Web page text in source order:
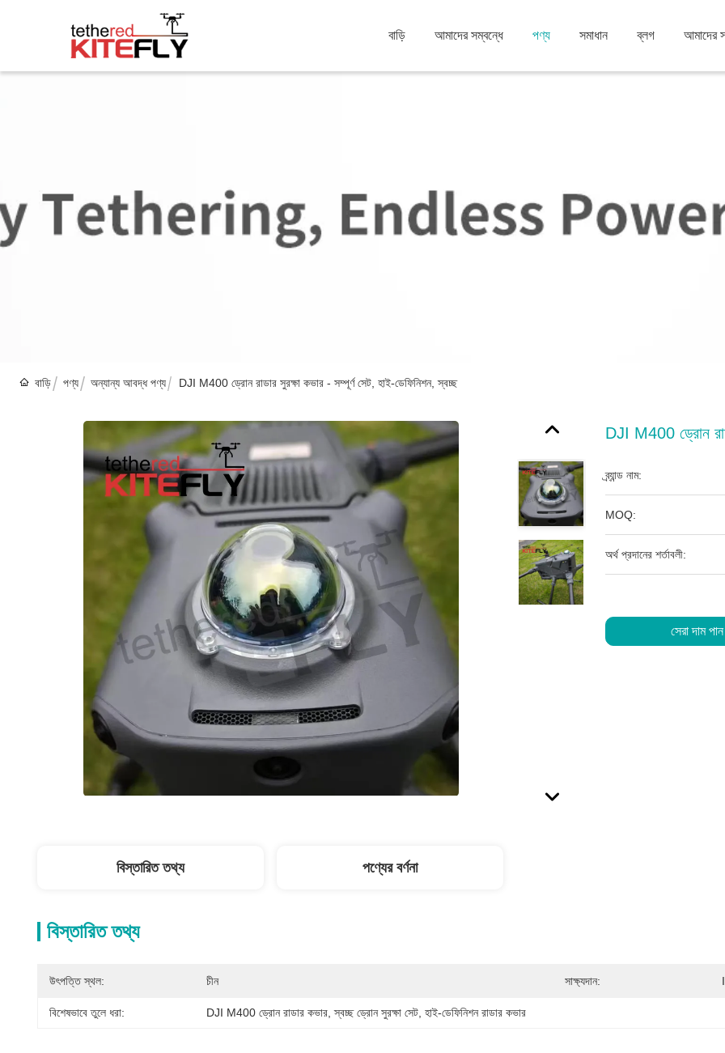
বাড়ি আমাদের সম্বন্ধে পণ্য সমাধান ব্লগ আমাদের
বাড়ি পণ্য অন্যান্য আবদ্ধ পণ্য DJI M400 ড্রোন রাডার সুরক্ষা কভার - সম্পূর্ণ সেট, হাই-ডেফিনিশন, স্বচ্ছ
DJI M400 ড্রোন
ব্র্যান্ড নাম:
MOQ:
অর্থ প্রদানের শর্তাবলী:
সেরা দাম পান
বিস্তারিত তথ্য পণ্যের বর্ণনা
বিস্তারিত তথ্য
উৎপত্তি স্থল: চীন সাক্ষ্যদান:
বিশেষভাবে তুলে ধরা: DJI M400 ড্রোন রাডার কভার , স্বচ্ছ ড্রোন সুরক্ষা সেট হাই-ডেফিনিশন রাডার কভার